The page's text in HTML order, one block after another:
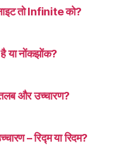
तो Infinite को?
या नोंकझोंक?
और उच्चारण?
– रिद्म या रिदम?